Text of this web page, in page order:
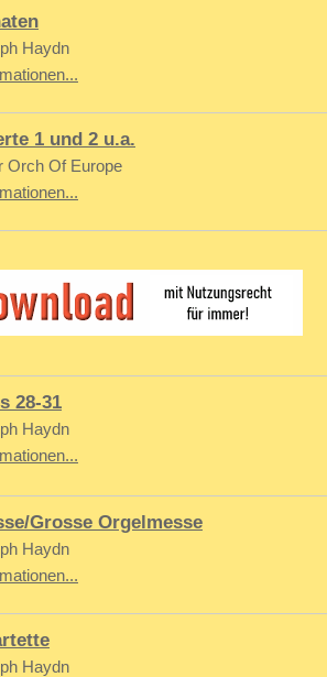
Haydn
1 und 2 u.a.
Orch Of Europe
28-31
Haydn
Grosse Orgelmesse
Haydn
Haydn